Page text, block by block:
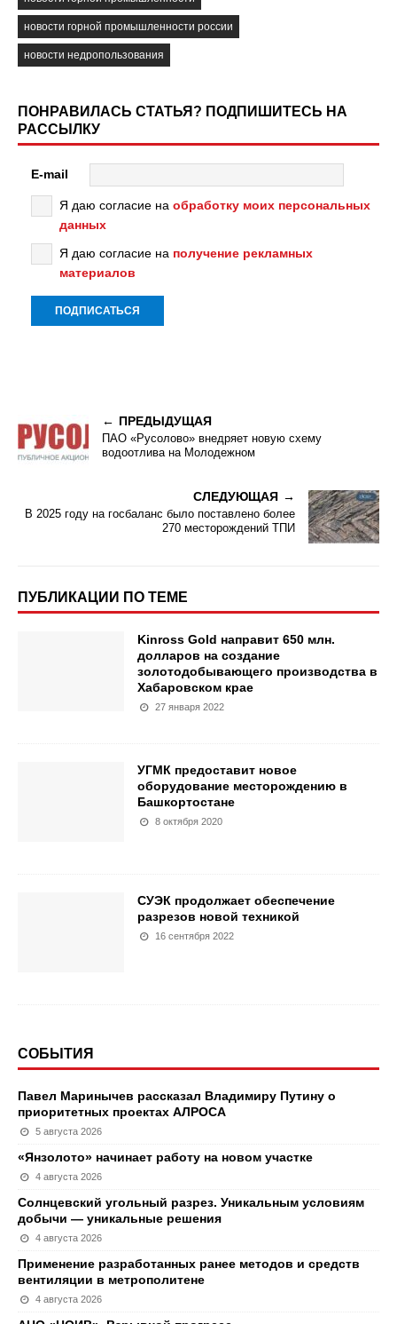
новости горной промышленности россии
новости недропользования
ПОНРАВИЛАСЬ СТАТЬЯ? ПОДПИШИТЕСЬ НА
РАССЫЛКУ
E-mail
Я даю согласие на обработку моих персональных
данных
Я даю согласие на получение рекламных
материалов
ПРЕДЫДУЩАЯ
ПАО «Русолово» внедряет новую схему
водоотлива на Молодежном
СЛЕДУЮЩАЯ
В 2025 году на госбаланс было поставлено более
270 месторождений ТПИ
ПУБЛИКАЦИИ ПО ТЕМЕ
Kinross Gold направит 650 млн.
долларов на создание
золотодобывающего производства в
Хабаровском крае
27 января 2022
УГМК предоставит новое
оборудование месторождению в
Башкортостане
8 октября 2020
СУЭК продолжает обеспечение
разрезов новой техникой
16 сентября 2022
СОБЫТИЯ
Павел Маринычев рассказал Владимиру Путину о
приоритетных проектах АЛРОСА
5 августа 2026
«Янзолото» начинает работу на новом участке
4 августа 2026
Солнцевский угольный разрез. Уникальным условиям
добычи — уникальные решения
4 августа 2026
Применение разработанных ранее методов и средств
вентиляции в метрополитене
4 августа 2026